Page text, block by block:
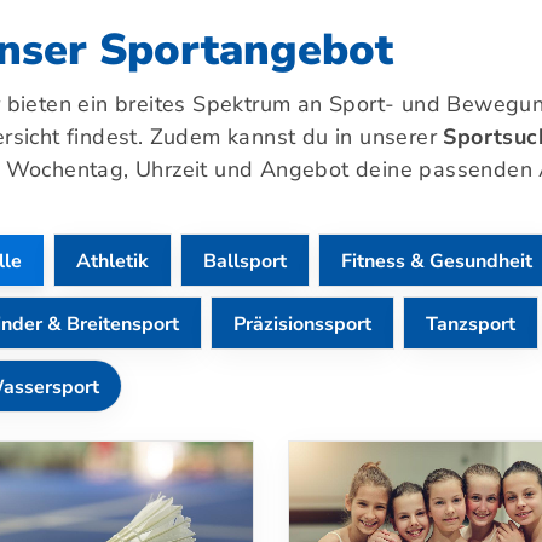
Sportangebot
ein breites Spektrum an Sport- und
findest. Zudem kannst du in unserer
Uhrzeit und Angebot deine
Athletik Ballsport Fitness & Gesundheit
& Breitensport Präzisionssport Tanzsport
Mitglieder-Service
Alles zur Mitgliedschaft
Downloads
Termine
Fragen & Antworten